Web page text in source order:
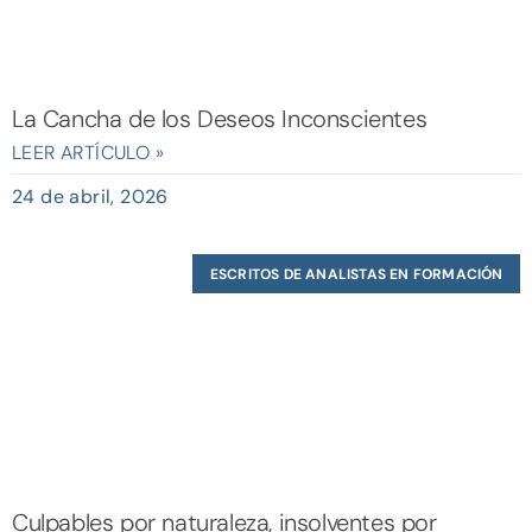
La Cancha de los Deseos Inconscientes
LEER ARTÍCULO »
24 de abril, 2026
ESCRITOS DE ANALISTAS EN FORMACIÓN
Culpables por naturaleza, insolventes por